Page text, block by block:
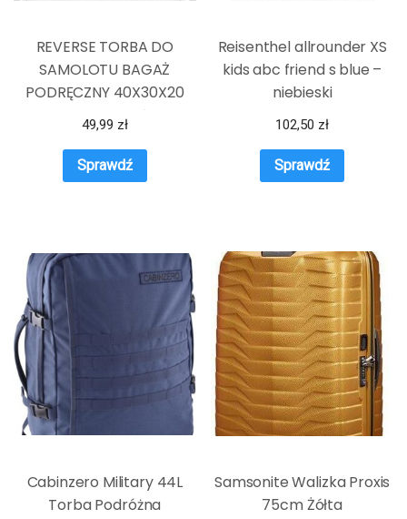
REVERSE TORBA DO
SAMOLOTU BAGAŻ
PODRĘCZNY 40X30X20
WIZZAIR TLOTŁW
49,99 zł
Sprawdź
Reisenthel allrounder XS
kids abc friend s blue –
niebieski
102,50 zł
Sprawdź
Cabinzero Military 44L
Torba Podróżna
Samsonite Walizka Proxis
75cm Żółta